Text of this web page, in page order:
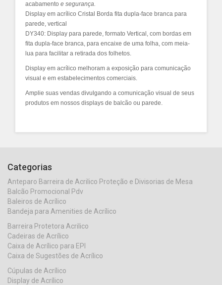
acabamento e segurança.
Display em acrílico Cristal Borda fita dupla-face branca para
parede, vertical
DY340: Display para parede, formato Vertical, com bordas em
fita dupla-face branca, para encaixe de uma folha, com meia-
lua para facilitar a retirada dos folhetos.
Display em acrílico melhoram a exposição para comunicação
visual e em estabelecimentos comerciais.
Amplie suas vendas divulgando a comunicação visual de seus
produtos em nossos displays de balcão ou parede.
Categorias
Anteparo Barreira de Acrilico Proteção e Divisorias de Mesa
Balcão Promocional Pdv
Baleiros de Acrílico
Bandeja para Amenities de Acrílico
Barreira Protetora Acrilico
Cadeiras de Acrílico
Caixa de Acrílico para EPI
Caixa de Sugestões de Acrílico
Cúpulas de Acrílico
Display de Acrílico